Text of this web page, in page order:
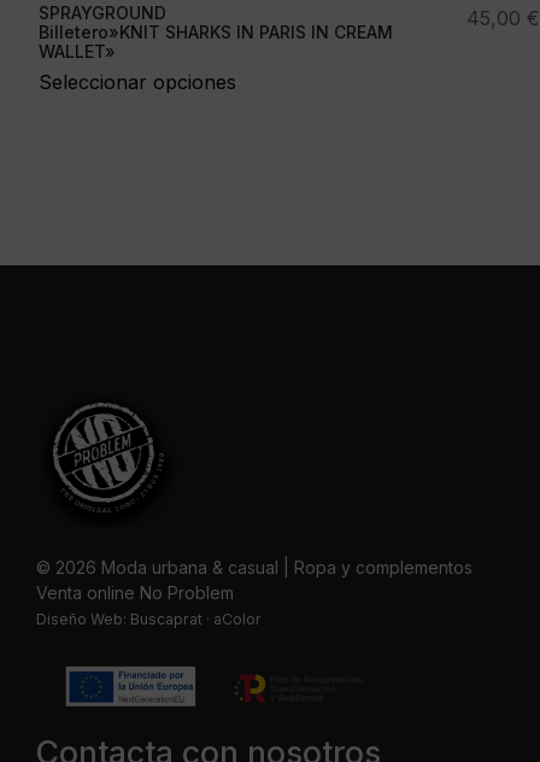
SPRAYGROUND
Billetero»KNIT SHARKS IN PARIS IN CREAM
WALLET»
Seleccionar opciones
45,00 €
© 2026 Moda urbana & casual | Ropa y complementos
Venta online No Problem
Diseño Web: Buscaprat · aColor
Contacta con nosotros